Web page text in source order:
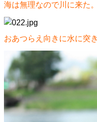
海は無理なので川に来た。
おあつらえ向きに水に突